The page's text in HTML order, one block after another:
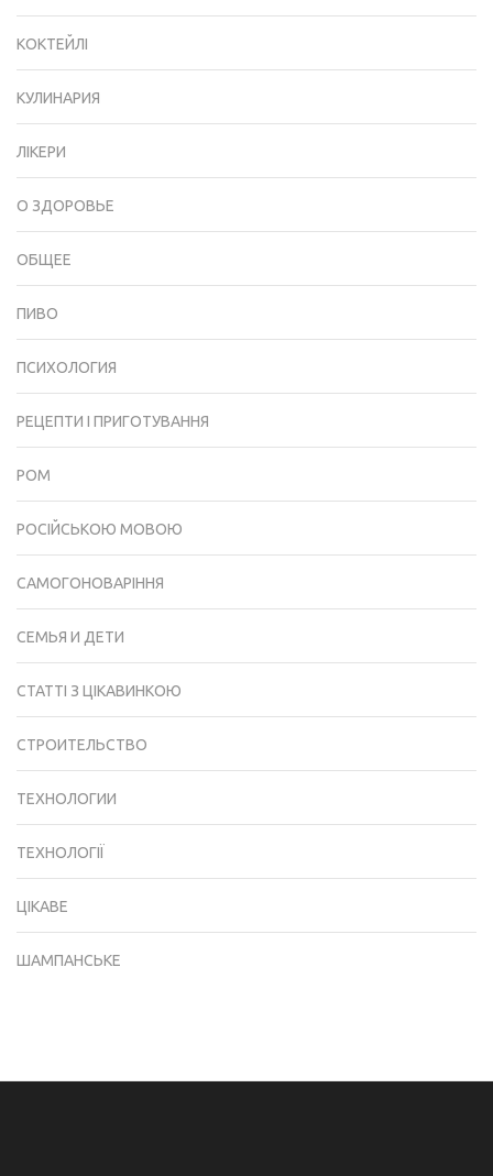
КОКТЕЙЛІ
КУЛИНАРИЯ
ЛІКЕРИ
О ЗДОРОВЬЕ
ОБЩЕЕ
ПИВО
ПСИХОЛОГИЯ
РЕЦЕПТИ І ПРИГОТУВАННЯ
РОМ
РОСІЙСЬКОЮ МОВОЮ
САМОГОНОВАРІННЯ
СЕМЬЯ И ДЕТИ
СТАТТІ З ЦІКАВИНКОЮ
СТРОИТЕЛЬСТВО
ТЕХНОЛОГИИ
ТЕХНОЛОГІЇ
ЦІКАВЕ
ШАМПАНСЬКЕ